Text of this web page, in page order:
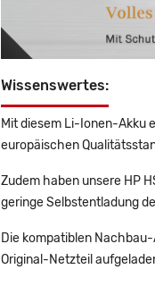
Wissenswertes:
Mit diesem Li-Ionen-Akku
europäischen
Zudem haben unsere HP
geringe Selbstentladung
Die kompatiblen
Original-Netzteil